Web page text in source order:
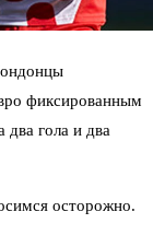
фиксированным
гола и два
осторожно.